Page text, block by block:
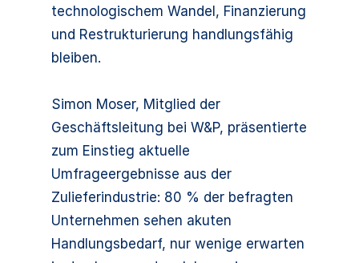
technologischem Wandel, Finanzierung
und Restrukturierung handlungsfähig
bleiben.
Simon Moser, Mitglied der
Geschäftsleitung bei W&P, präsentierte
zum Einstieg aktuelle
Umfrageergebnisse aus der
Zulieferindustrie: 80 % der befragten
Unternehmen sehen akuten
Handlungsbedarf, nur wenige erwarten